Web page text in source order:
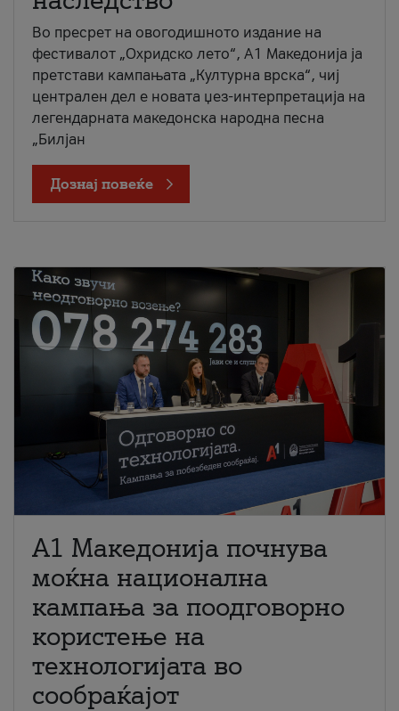
Во пресрет на овогодишното издание на
фестивалот „Охридско лето“, А1 Македонија ја
претстави кампањата „Културна врска“, чиј
централен дел е новата џез-интерпретација на
легендарната македонска народна песна
„Билјан
Дознај повеќе
A1 Македонија почнува
моќна национална
кампања за поодговорно
користење на
технологијата во
сообраќајот